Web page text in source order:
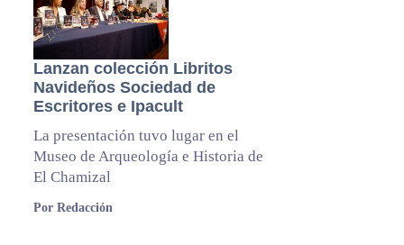
Lanzan colección Libritos
Navideños Sociedad de
Escritores e Ipacult
La presentación tuvo lugar en el
Museo de Arqueología e Historia de
El Chamizal
Por Redacción